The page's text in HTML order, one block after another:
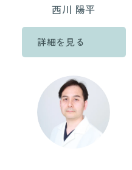
西川 陽平
詳細を見る